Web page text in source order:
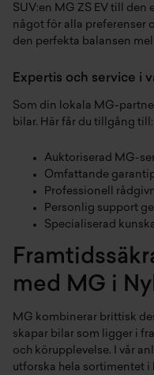
SUV:en MG ZS EV till den
något för alla preferenser
den perfekta balansen
Expertis och service i
Som din lokala MG-
bilar. Här får du tillgång till:
Auktoriserad MG-
Omfattande
Professionell
Personlig support
Specialiserad
med MG i
MG kombinerar brittisk
skapar bilar som ligger i
och körupplevelse. I vår
utforska hela sortimentet i